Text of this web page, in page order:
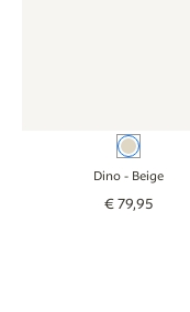
Beige
Dino - Beige
€79,95